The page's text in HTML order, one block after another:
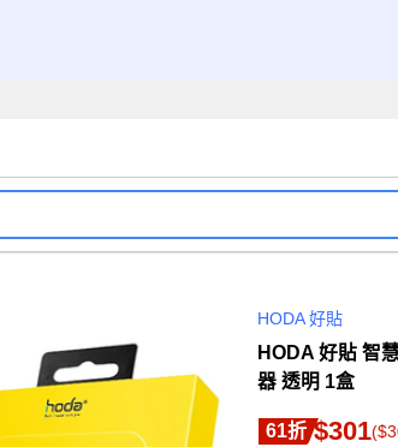
HODA 好貼
HODA 好貼 智
器 透明 1盒
61折 $301